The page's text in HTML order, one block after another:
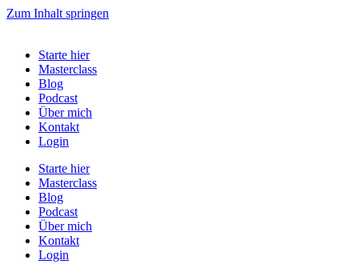
Zum Inhalt springen
Starte hier
Masterclass
Blog
Podcast
Über mich
Kontakt
Login
Starte hier
Masterclass
Blog
Podcast
Über mich
Kontakt
Login